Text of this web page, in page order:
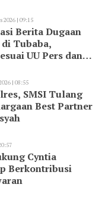
2026 | 09:15
Berita Dugaan
Tubaba,
UU Pers dan
| 08:55
SMSI Tulang
Best Partner
Cyntia
Berkontribusi